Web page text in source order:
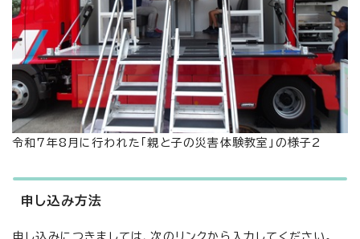
令和7年8月に行われた「親と子の災害体験教室」の様子2
申し込み方法
申し込みにつきましては、次のリンクから入力してください。